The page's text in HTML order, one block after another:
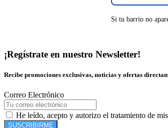
Si tu barrio no
¡Regístrate en nuestro Newsletter!
Recibe promociones exclusivas, noticias y ofertas
Correo Electrónico
He leído, acepto y autorizo el tratamiento de
SUSCRIBIRME